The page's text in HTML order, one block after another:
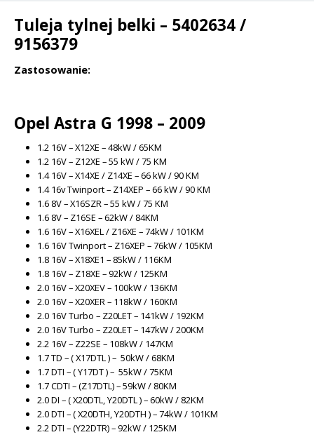
eTuleja tylnej belki – 5402634 /
9156379
Zastosowanie:
Opel Astra G 1998 – 2009
1.2 16V – X12XE – 48kW / 65KM
1.2 16V – Z12XE – 55 kW / 75 KM
1.4 16V – X14XE / Z14XE – 66 kW / 90 KM
1.4 16v Twinport – Z14XEP – 66 kW / 90 KM
1.6 8V – X16SZR – 55 kW / 75 KM
1.6 8V – Z16SE – 62kW / 84KM
1.6 16V – X16XEL / Z16XE – 74kW / 101KM
1.6 16V Twinport – Z16XEP – 76kW / 105KM
1.8 16V – X18XE1 – 85kW / 116KM
1.8 16V – Z18XE – 92kW / 125KM
2.0 16V – X20XEV – 100kW / 136KM
2.0 16V – X20XER – 118kW / 160KM
2.0 16V Turbo – Z20LET – 141kW / 192KM
2.0 16V Turbo – Z20LET – 147kW / 200KM
2.2 16V – Z22SE – 108kW / 147KM
1.7 TD – ( X17DTL ) – 50kW / 68KM
1.7 DTI – ( Y17DT ) – 55kW / 75KM
1.7 CDTI – (Z17DTL) – 59kW / 80KM
2.0 DI – ( X20DTL, Y20DTL ) – 60kW / 82KM
2.0 DTI – ( X20DTH, Y20DTH ) – 74kW / 101KM
2.2 DTI – (Y22DTR) – 92kW / 125KM